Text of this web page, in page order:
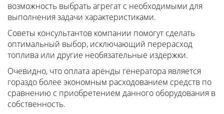
возможность выбрать агрегат с необходимыми для
выполнения задачи характеристиками.
Советы консультантов компании помогут сделать
оптимальный выбор, исключающий перерасход
топлива или другие необязательные издержки.
Очевидно, что оплата аренды генератора является
гораздо более экономным расходованием средств по
сравнению с приобретением данного оборудования в
собственность.